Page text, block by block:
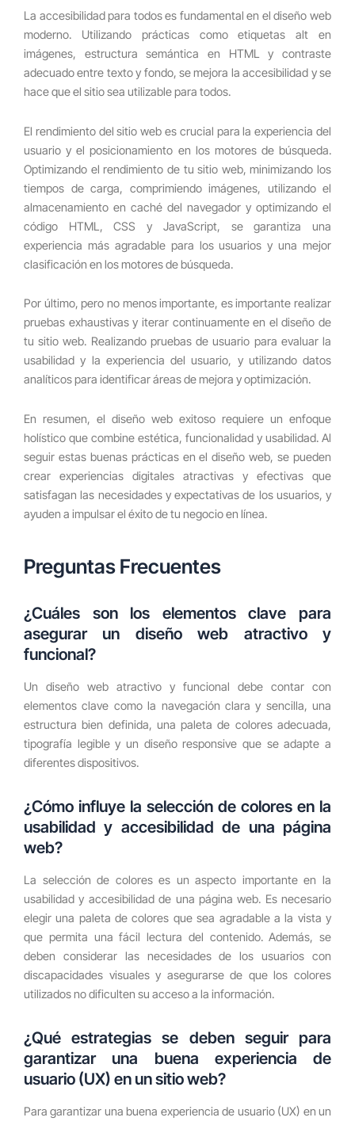
La accesibilidad para todos es fundamental en el diseño web
moderno. Utilizando prácticas como etiquetas alt en
imágenes, estructura semántica en HTML y contraste
adecuado entre texto y fondo, se mejora la accesibilidad y se
hace que el sitio sea utilizable para todos.
El rendimiento del sitio web es crucial para la experiencia del
usuario y el posicionamiento en los motores de búsqueda.
Optimizando el rendimiento de tu sitio web, minimizando los
tiempos de carga, comprimiendo imágenes, utilizando el
almacenamiento en caché del navegador y optimizando el
código HTML, CSS y JavaScript, se garantiza una
experiencia más agradable para los usuarios y una mejor
clasificación en los motores de búsqueda.
Por último, pero no menos importante, es importante realizar
pruebas exhaustivas y iterar continuamente en el diseño de
tu sitio web. Realizando pruebas de usuario para evaluar la
usabilidad y la experiencia del usuario, y utilizando datos
analíticos para identificar áreas de mejora y optimización.
En resumen, el diseño web exitoso requiere un enfoque
holístico que combine estética, funcionalidad y usabilidad. Al
seguir estas buenas prácticas en el diseño web, se pueden
crear experiencias digitales atractivas y efectivas que
satisfagan las necesidades y expectativas de los usuarios, y
ayuden a impulsar el éxito de tu negocio en línea.
Preguntas Frecuentes
¿Cuáles son los elementos clave para
asegurar un diseño web atractivo y
funcional?
Un diseño web atractivo y funcional debe contar con
elementos clave como la navegación clara y sencilla, una
estructura bien definida, una paleta de colores adecuada,
tipografía legible y un diseño responsive que se adapte a
diferentes dispositivos.
¿Cómo influye la selección de colores en la
usabilidad y accesibilidad de una página
web?
La selección de colores es un aspecto importante en la
usabilidad y accesibilidad de una página web. Es necesario
elegir una paleta de colores que sea agradable a la vista y
que permita una fácil lectura del contenido. Además, se
deben considerar las necesidades de los usuarios con
discapacidades visuales y asegurarse de que los colores
utilizados no dificulten su acceso a la información.
¿Qué estrategias se deben seguir para
garantizar una buena experiencia de
usuario (UX) en un sitio web?
Para garantizar una buena experiencia de usuario (UX) en un